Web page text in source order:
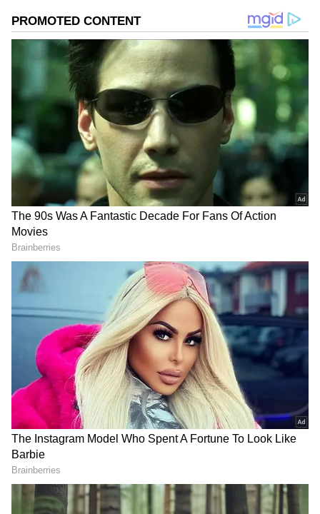
DOWNLOAD APP
RECOMMENDED STORIES